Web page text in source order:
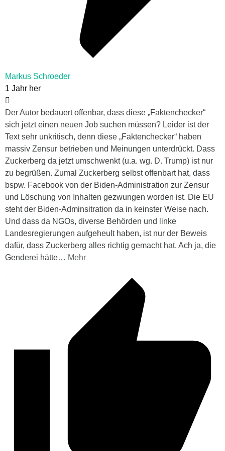
Markus Schroeder
1 Jahr her
Der Autor bedauert offenbar, dass diese „Faktenchecker“
sich jetzt einen neuen Job suchen müssen? Leider ist der
Text sehr unkritisch, denn diese „Faktenchecker“ haben
massiv Zensur betrieben und Meinungen unterdrückt. Dass
Zuckerberg da jetzt umschwenkt (u.a. wg. D. Trump) ist nur
zu begrüßen. Zumal Zuckerberg selbst offenbart hat, dass
bspw. Facebook von der Biden-Administration zur Zensur
und Löschung von Inhalten gezwungen worden ist. Die EU
steht der Biden-Adminsitration da in keinster Weise nach.
Und dass da NGOs, diverse Behörden und linke
Landesregierungen aufgeheult haben, ist nur der Beweis
dafür, dass Zuckerberg alles richtig gemacht hat. Ach ja, die
Genderei hätte… Mehr